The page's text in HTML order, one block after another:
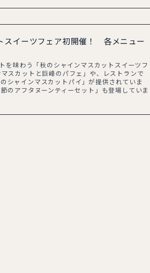
スイーツフェア初開催！ 各メニュー
味わう「秋のシャインマスカットスイーツフ
スカットと巨峰のパフェ」や、レストランで
シャインマスカットパイ」が提供されていま
のアフタヌーンティーセット」も登場していま